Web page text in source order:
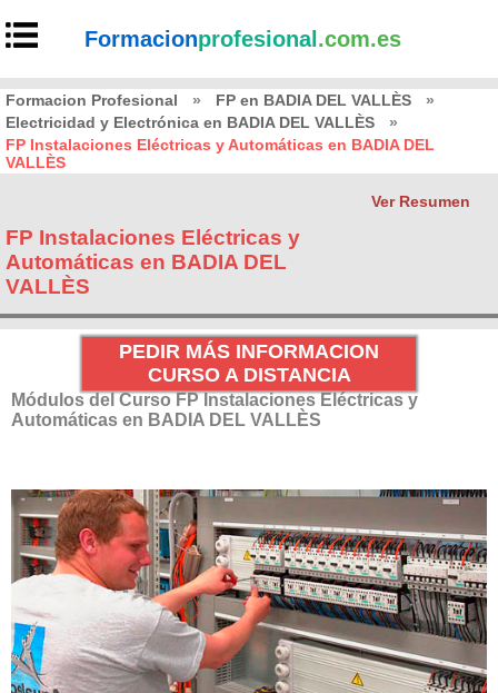
Formacionprofesional .com.es
Formacion Profesional » FP en BADIA DEL VALLÈS
»
Electricidad y Electrónica en BADIA DEL VALLÈS
»
FP Instalaciones Eléctricas y Automáticas en BADIA DEL
VALLÈS
Ver Resumen
FP Instalaciones Eléctricas y
Automáticas en BADIA DEL
VALLÈS
PEDIR MÁS INFORMACION
CURSO A DISTANCIA
Módulos del Curso FP Instalaciones Eléctricas y
Automáticas en BADIA DEL VALLÈS